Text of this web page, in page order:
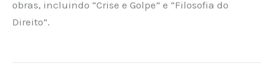
obras, incluindo “Crise e Golpe” e “Filosofia do
Direito”.